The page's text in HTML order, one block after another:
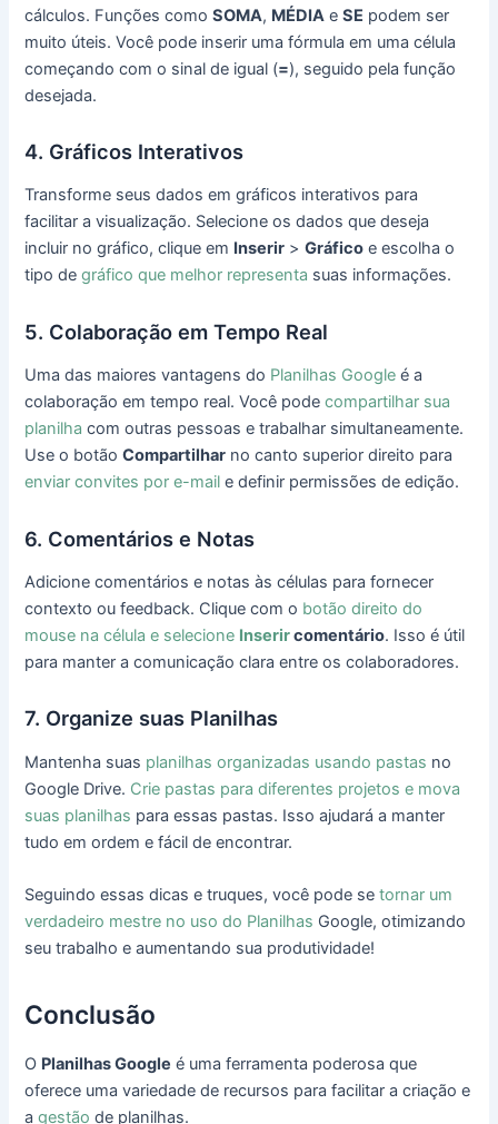
cálculos. Funções comoSOMA, MÉDIA eSE podem ser
muito úteis. Você pode inserir uma fórmula em uma célula
começando com o sinal de igual (=), seguido pela função
desejada.
4. Gráficos Interativos
Transforme seus dados em gráficos interativos para
facilitar a visualização. Selecione os dados que deseja
incluir no gráfico, clique em Inserir >Gráfico e escolha o
tipo degráfico que melhor representa suas informações.
5. Colaboração em Tempo Real
Uma das maiores vantagens do Planilhas Google é a
colaboração em tempo real. Você podecompartilhar sua
planilha com outras pessoas e trabalhar simultaneamente.
Use o botãoCompartilhar no canto superior direito para
enviar convites por e-mail e definir permissões de edição.
6. Comentários e Notas
Adicione comentários e notas às células para fornecer
contexto ou feedback. Clique com o botão direito do
mouse na célula e selecione Inserircomentário. Isso é útil
para manter a comunicação clara entre os colaboradores.
7. Organize suas Planilhas
Mantenha suas planilhas organizadas usando pastas no
Google Drive. Crie pastas para diferentes projetos e mova
suas planilhas para essas pastas. Isso ajudará a manter
tudo em ordem e fácil de encontrar.
Seguindo essas dicas e truques, você pode setornar um
verdadeiro mestre no uso do Planilhas Google, otimizando
seu trabalho e aumentando sua produtividade!
Conclusão
O Planilhas Google é uma ferramenta poderosa que
oferece uma variedade de recursos para facilitar a criação e
agestão de planilhas.